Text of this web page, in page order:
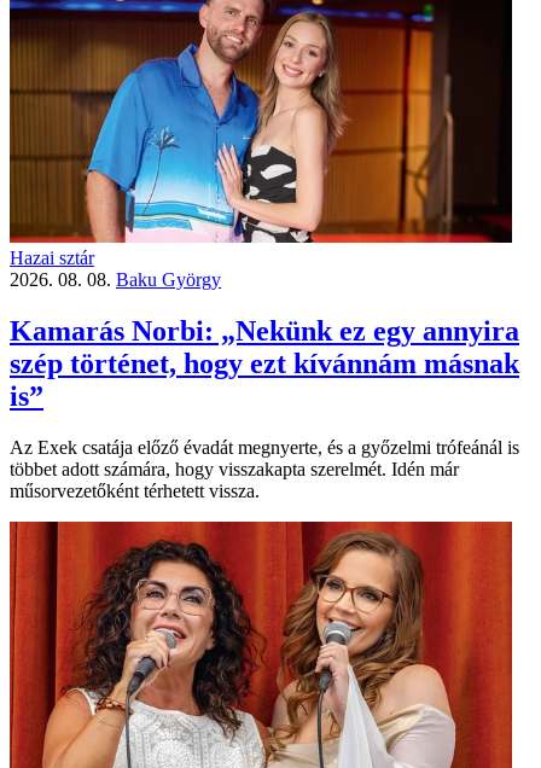
Hazai sztár
2026. 08. 08. Baku György
Kamarás Norbi: „Nekünk ez egy annyira
szép történet, hogy ezt kívánnám másnak
is”
Az Exek csatája előző évadát megnyerte, és a győzelmi trófeánál is
többet adott számára, hogy visszakapta szerelmét. Idén már
műsorvezetőként térhetett vissza.